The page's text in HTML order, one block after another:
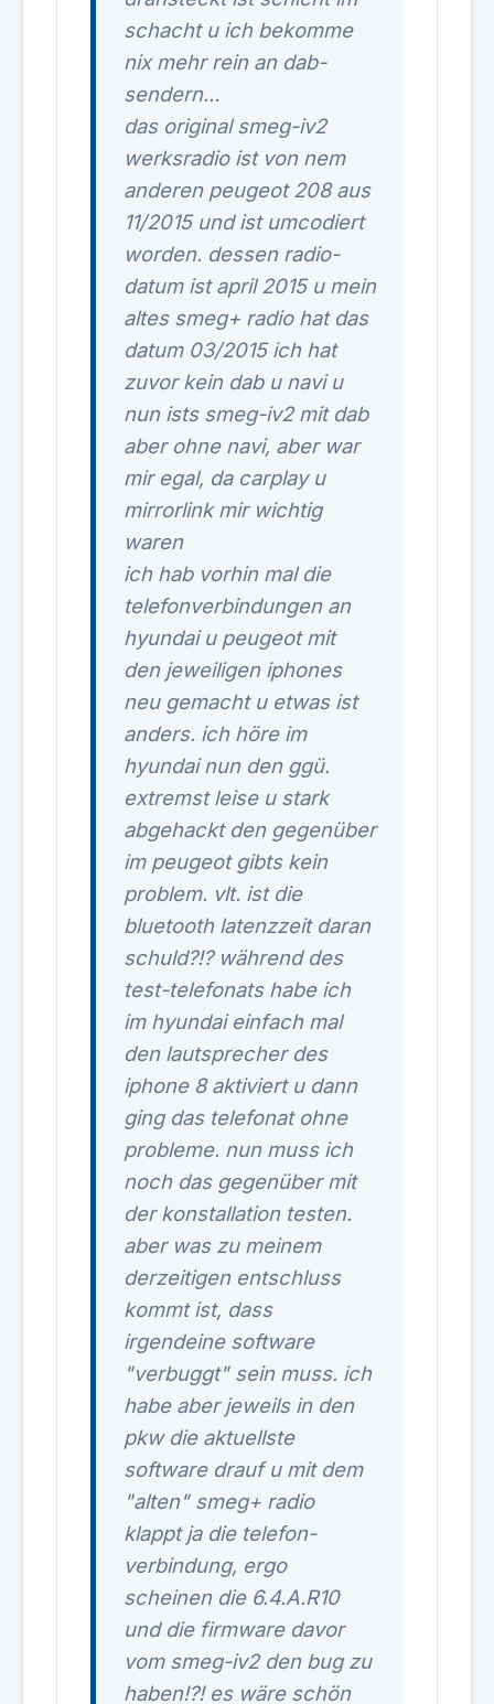
schacht u ich bekomme
nix mehr rein an dab-
sendern...
das original smeg-iv2
werksradio ist von nem
anderen peugeot 208 aus
11/2015 und ist umcodiert
worden. dessen radio-
datum ist april 2015 u mein
altes smeg+ radio hat das
datum 03/2015ich hat
zuvor kein dab u navi u
nun ists smeg-iv2 mit dab
aber ohne navi, aber war
mir egal, da carplay u
mirrorlink mir wichtig
waren
ich hab vorhin mal die
telefonverbindungen an
hyundai u peugeot mit
den jeweiligen iphones
neu gemacht u etwas ist
anders. ich höre im
hyundai nun den ggü.
extremst leise u stark
abgehackt den gegenüber
im peugeot gibts kein
problem. vlt. ist die
bluetooth latenzzeit daran
schuld?!? während des
test-telefonats habe ich
im hyundai einfach mal
den lautsprecher des
iphone 8 aktiviert u dann
ging das telefonat ohne
probleme. nun muss ich
noch das gegenüber mit
der konstallation testen.
aber was zu meinem
derzeitigen entschluss
kommt ist, dass
irgendeine software
"verbuggt" sein muss. ich
habe aber jeweils in den
pkw die aktuellste
software drauf u mit dem
"alten" smeg+ radio
klappt ja die telefon-
verbindung, ergo
scheinen die 6.4.A.R10
und die firmware davor
vom smeg-iv2 den bug zu
haben!?! es wäre schön